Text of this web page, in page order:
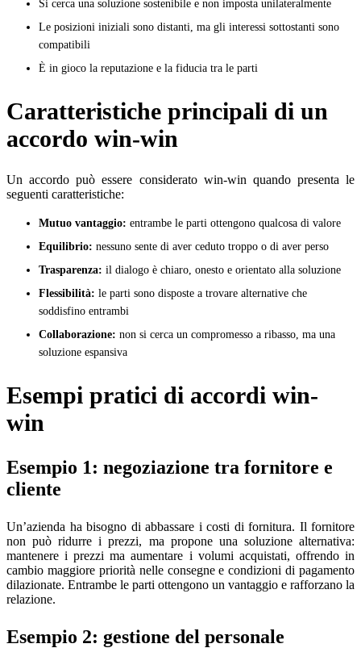
Si cerca una soluzione sostenibile e non imposta unilateralmente
Le posizioni iniziali sono distanti, ma gli interessi sottostanti sono
compatibili
È in gioco la reputazione e la fiducia tra le parti
Caratteristiche principali di un
accordo win-win
Un accordo può essere considerato win-win quando presenta le
seguenti caratteristiche:
Mutuo vantaggio: entrambe le parti ottengono qualcosa di valore
Equilibrio: nessuno sente di aver ceduto troppo o di aver perso
Trasparenza: il dialogo è chiaro, onesto e orientato alla soluzione
Flessibilità: le parti sono disposte a trovare alternative che
soddisfino entrambi
Collaborazione: non si cerca un compromesso a ribasso, ma una
soluzione espansiva
Esempi pratici di accordi win-
win
Esempio 1: negoziazione tra fornitore e
cliente
Un’azienda ha bisogno di abbassare i costi di fornitura. Il fornitore
non può ridurre i prezzi, ma propone una soluzione alternativa:
mantenere i prezzi ma aumentare i volumi acquistati, offrendo in
cambio maggiore priorità nelle consegne e condizioni di pagamento
dilazionate. Entrambe le parti ottengono un vantaggio e rafforzano la
relazione.
Esempio 2: gestione del personale